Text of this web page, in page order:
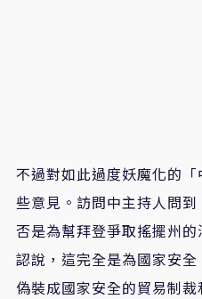
不過對如此過度妖魔化的
些意見。訪問中主持人問
否是為幫拜登爭取搖擺州
認說，這完全是為國家安
偽裝成國家安全的貿易制